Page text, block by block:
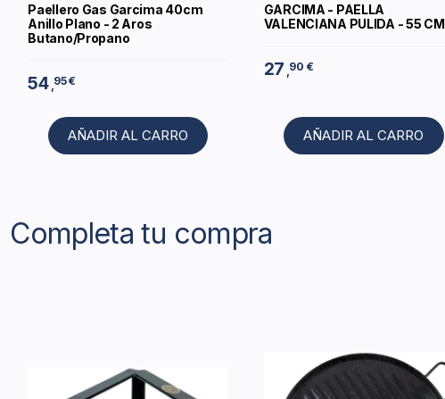
Paellero Gas Garcima 40cm
Anillo Plano - 2 Aros
Butano/Propano
54 95 €
AÑADIR AL CARRO
GARCIMA - PAELLA
VALENCIANA PULIDA - 55 CM
27 ,90 €
AÑADIR AL CARRO
Completa tu compra